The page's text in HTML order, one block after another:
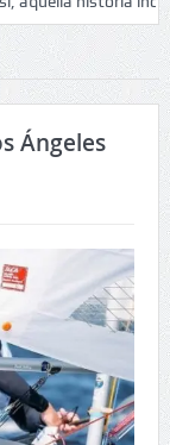
Ángeles